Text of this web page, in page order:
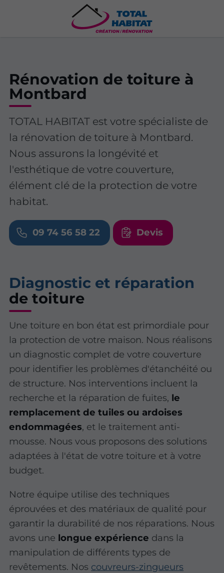
Rénovation de toiture à
Montbard
TOTAL HABITAT est votre spécialiste de
la rénovation de toiture à Montbard.
Nous assurons la longévité et
l'esthétique de votre couverture,
élément clé de la protection de votre
habitat.
09 74 56 58 22 Devis
Diagnostic et réparation
de toiture
Une toiture en bon état est primordiale pour
la protection de votre maison. Nous réalisons
un diagnostic complet de votre couverture
pour identifier les problèmes d'étanchéité ou
de structure. Nos interventions incluent la
recherche et la réparation de fuites, le
remplacement de tuiles ou ardoises
endommagées, et le traitement anti-
mousse. Nous vous proposons des solutions
adaptées à l'état de votre toiture et à votre
budget.
Notre équipe utilise des techniques
éprouvées et des matériaux de qualité pour
garantir la durabilité de nos réparations. Nous
avons une longue expérience dans la
manipulation de différents types de
revêtements. Nos couvreurs-zingueurs